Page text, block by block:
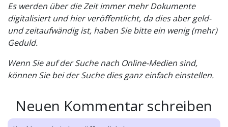
Es werden über die Zeit immer mehr Dokumente
digitalisiert und hier veröffentlicht, da dies aber geld-
und zeitaufwändig ist, haben Sie bitte ein wenig (mehr)
Geduld.
Wenn Sie auf der Suche nach Online-Medien sind,
können Sie bei der Suche dies ganz einfach einstellen.
Neuen Kommentar schreiben